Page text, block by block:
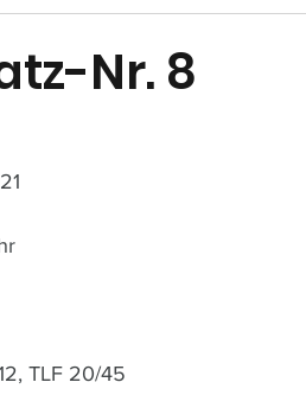
Nr. 8
TLF 20/45